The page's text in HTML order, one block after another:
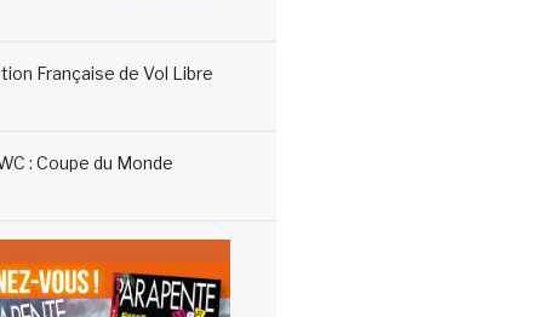
Française de Vol Libre
: Coupe du Monde